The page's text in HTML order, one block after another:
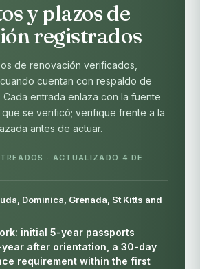
y plazos de
registrados
de renovación verificados,
cuentan con respaldo de
entrada enlaza con la fuente
se verificó; verifique frente a la
antes de actuar.
· ACTUALIZADO 4 DE
Dominica, Grenada, St Kitts and
initial 5-year passports
year after orientation, a 30-day
requirement within the first